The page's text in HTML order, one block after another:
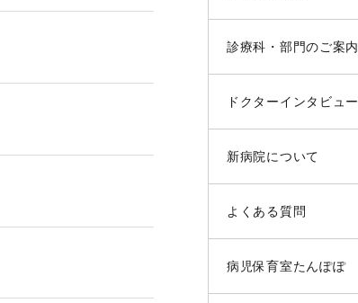
診療科・部門のご案内
ドクターインタビュー
新病院について
よくある質問
病児保育室たんぽぽ